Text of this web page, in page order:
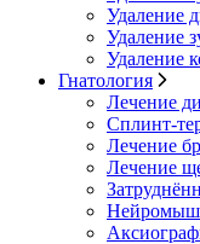
Удаление
Удаление
Удаление
Гнатология
Лечение
Сплинт-
Лечение
Лечение